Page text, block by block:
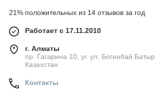
21% положительных из 14 отзывов за год
Работает с 17.11.2010
г. Алматы
пр. Гагарина 10, уг. ул. Богенбай
Казахстан
Контакты